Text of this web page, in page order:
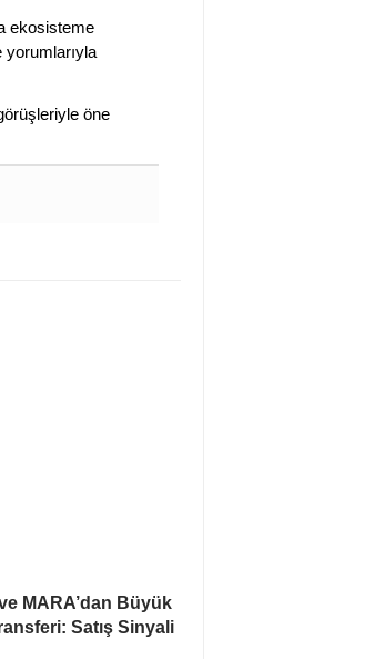
ekosisteme
yorumlarıyla
öne
MARA’dan Büyük
Satış Sinyali